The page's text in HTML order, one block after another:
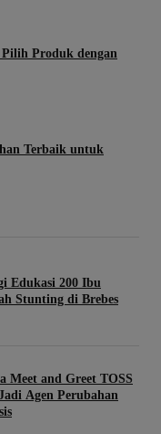
Produk dengan
Terbaik untuk
Edukasi 200 Ibu
Stunting di Brebes
Meet and Greet TOSS
Agen Perubahan